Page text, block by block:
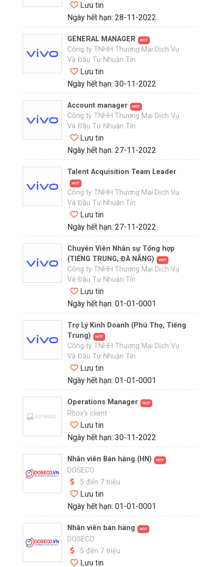
Lưu tin
Ngày hết hạn: 28-11-2022
GENERAL MANAGER HOT
Công ty TNHH Thương Mại Dịch Vụ
Và Đầu Tư Nhuận Tín
Lưu tin
Ngày hết hạn: 30-11-2022
Account manager HOT
Công ty TNHH Thương Mại Dịch Vụ
Và Đầu Tư Nhuận Tín
Lưu tin
Ngày hết hạn: 27-11-2022
Talent Acquisition Team Leader
HOT
Công ty TNHH Thương Mại Dịch Vụ
Và Đầu Tư Nhuận Tín
Lưu tin
Ngày hết hạn: 27-11-2022
Chuyên Viên Nhân sự Tổng hợp
(TIẾNG TRUNG, ĐÀ NẴNG)
HOT
Công ty TNHH Thương Mại Dịch Vụ
Và Đầu Tư Nhuận Tín
Lưu tin
Ngày hết hạn: 01-01-0001
Trợ Lý Kinh Doanh (Phú Thọ, Tiếng
Trung)
HOT
Công ty TNHH Thương Mại Dịch Vụ
Và Đầu Tư Nhuận Tín
Lưu tin
Ngày hết hạn: 01-01-0001
Operations Manager HOT
Rbox's client
Lưu tin
Ngày hết hạn: 30-11-2022
Nhân viên Bán hàng (HN) HOT
DOSECO
5 đến 7 triệu
Lưu tin
Ngày hết hạn: 01-01-0001
Nhân viên bán hàng HOT
DOSECO
5 đến 7 triệu
Lưu tin